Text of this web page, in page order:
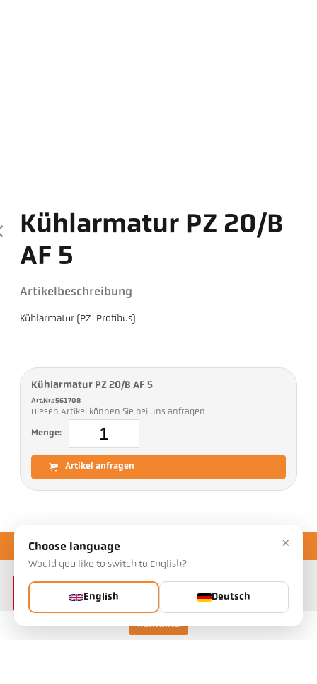
Kontakte
Kühlarmatur PZ 20/B
AF 5
Artikelbeschreibung
Kühlarmatur (PZ-Profibus)
Kühlarmatur PZ 20/B AF 5
Art.Nr.: 561708
Diesen Artikel können Sie bei uns anfragen
Menge:
Artikel anfragen
×
Choose language
Would you like to switch to English?
English Deutsch